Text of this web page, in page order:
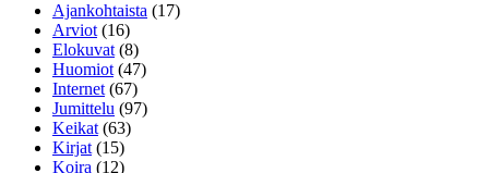
Ajankohtaista (17)
Arviot (16)
Elokuvat (8)
Huomiot (47)
Internet (67)
Jumittelu (97)
Keikat (63)
Kirjat (15)
Koira (12)